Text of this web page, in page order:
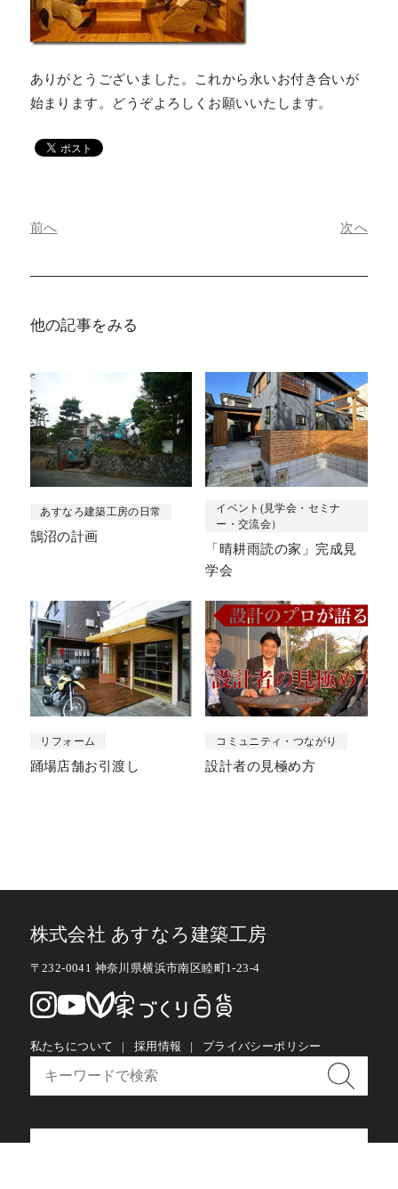
ありがとうございました。これから永いお付き合いが
始まります。どうぞよろしくお願いいたします。
前へ 次へ
他の記事をみる
あすなろ建築工房の日常
鵠沼の計画
イベント(見学会・セミナ
ー・交流会）
「晴耕雨読の家」完成見
学会
リフォーム
踊場店舗お引渡し
コミュニティ・つながり
設計者の見極め方
株式会社 あすなろ建築工房
〒232-0041 神奈川県横浜市南区睦町1-23-4
私たちについて 採用情報 プライバシーポリシー